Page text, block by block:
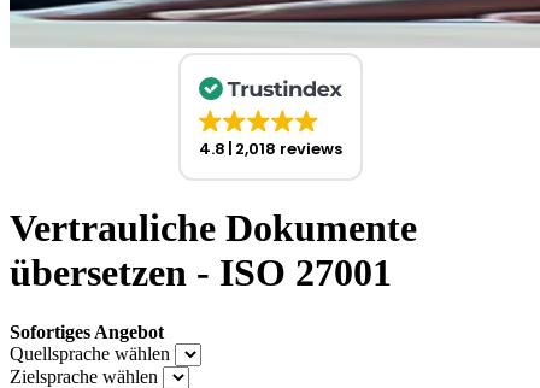
4.8 2,018 reviews
Vertrauliche Dokumente
übersetzen - ISO 27001
Sofortiges Angebot
Quellsprache wählen
Zielsprache wählen